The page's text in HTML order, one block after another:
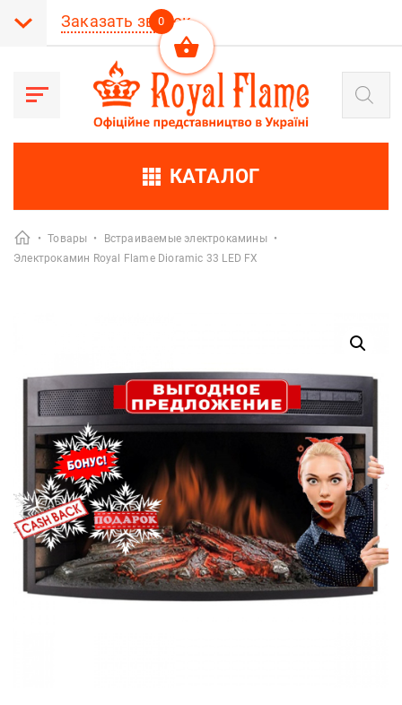
Заказать звонок
Поиск
товаров
КАТАЛОГ
• Товары • Встраиваемые электрокамины •
Электрокамин Royal Flame Dioramic 33 LED FX
0